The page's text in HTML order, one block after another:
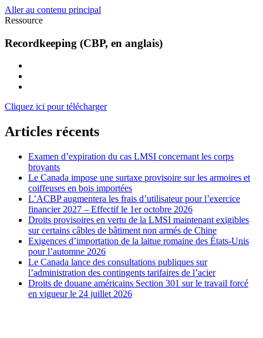
Aller au contenu principal
Ressource
Recordkeeping (CBP, en anglais)
Cliquez ici pour télécharger
Articles récents
Examen d’expiration du cas LMSI concernant les corps
broyants
Le Canada impose une surtaxe provisoire sur les armoires et
coiffeuses en bois importées
L’ACBP augmentera les frais d’utilisateur pour l’exercice
financier 2027 – Effectif le 1er octobre 2026
Droits provisoires en vertu de la LMSI maintenant exigibles
sur certains câbles de bâtiment non armés de Chine
Exigences d’importation de la laitue romaine des États-Unis
pour l’automne 2026
Le Canada lance des consultations publiques sur
l’administration des contingents tarifaires de l’acier
Droits de douane américains Section 301 sur le travail forcé
en vigueur le 24 juillet 2026